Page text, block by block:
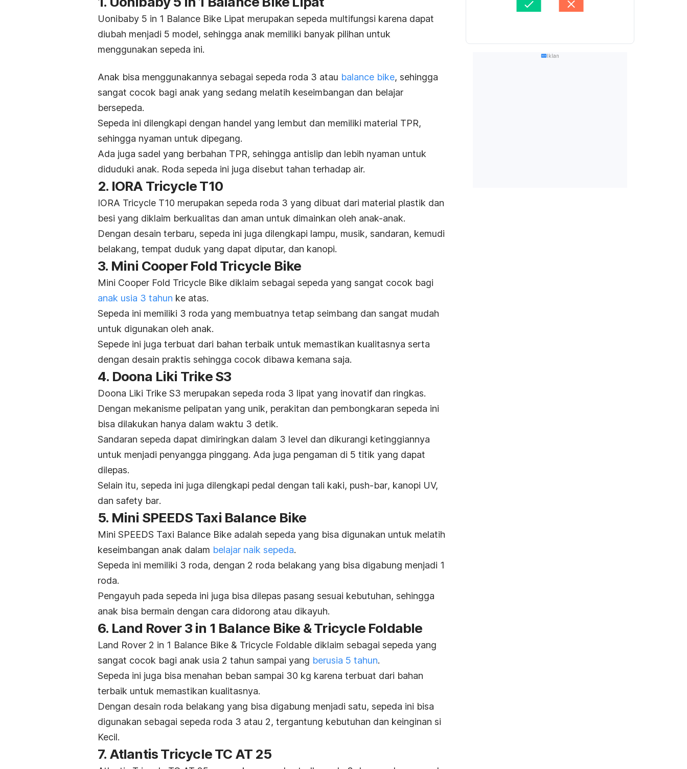
Uonibaby 5 in 1 Balance Bike Lipat merupakan sepeda multifungsi karena dapat
diubah menjadi 5 model, sehingga anak memiliki banyak pilihan untuk
menggunakan sepeda ini.
Anak bisa menggunakannya sebagai sepeda roda 3 atau balance bike, sehingga
sangat cocok bagi anak yang sedang melatih keseimbangan dan belajar
bersepeda.
Sepeda ini dilengkapi dengan handel yang lembut dan memiliki material TPR,
sehingga nyaman untuk dipegang.
Ada juga sadel yang berbahan TPR, sehingga antislip dan lebih nyaman untuk
diduduki anak. Roda sepeda ini juga disebut tahan terhadap air.
2. IORA Tricycle T10
IORA Tricycle T10 merupakan sepeda roda 3 yang dibuat dari material plastik dan
besi yang diklaim berkualitas dan aman untuk dimainkan oleh anak-anak.
Dengan desain terbaru, sepeda ini juga dilengkapi lampu, musik, sandaran, kemudi
belakang, tempat duduk yang dapat diputar, dan kanopi.
3. Mini Cooper Fold Tricycle Bike
Mini Cooper Fold Tricycle Bike diklaim sebagai sepeda yang sangat cocok bagi
anak usia 3 tahun ke atas.
Sepeda ini memiliki 3 roda yang membuatnya tetap seimbang dan sangat mudah
untuk digunakan oleh anak.
Sepede ini juga terbuat dari bahan terbaik untuk memastikan kualitasnya serta
dengan desain praktis sehingga cocok dibawa kemana saja.
4. Doona Liki Trike S3
Doona Liki Trike S3 merupakan sepeda roda 3 lipat yang inovatif dan ringkas.
Dengan mekanisme pelipatan yang unik, perakitan dan pembongkaran sepeda ini
bisa dilakukan hanya dalam waktu 3 detik.
Sandaran sepeda dapat dimiringkan dalam 3 level dan dikurangi ketinggiannya
untuk menjadi penyangga pinggang. Ada juga pengaman di 5 titik yang dapat
dilepas.
Selain itu, sepeda ini juga dilengkapi pedal dengan tali kaki, push-bar, kanopi UV,
dan safety bar.
5. Mini SPEEDS Taxi Balance Bike
Mini SPEEDS Taxi Balance Bike adalah sepeda yang bisa digunakan untuk melatih
keseimbangan anak dalam belajar naik sepeda.
Sepeda ini memiliki 3 roda, dengan 2 roda belakang yang bisa digabung menjadi 1
roda.
Pengayuh pada sepeda ini juga bisa dilepas pasang sesuai kebutuhan, sehingga
anak bisa bermain dengan cara didorong atau dikayuh.
6. Land Rover 3 in 1 Balance Bike & Tricycle Foldable
Land Rover 2 in 1 Balance Bike & Tricycle Foldable diklaim sebagai sepeda yang
sangat cocok bagi anak usia 2 tahun sampai yang berusia 5 tahun.
Sepeda ini juga bisa menahan beban sampai 30 kg karena terbuat dari bahan
terbaik untuk memastikan kualitasnya.
Dengan desain roda belakang yang bisa digabung menjadi satu, sepeda ini bisa
digunakan sebagai sepeda roda 3 atau 2, tergantung kebutuhan dan keinginan si
Kecil.
7. Atlantis Tricycle TC AT 25
Iklan